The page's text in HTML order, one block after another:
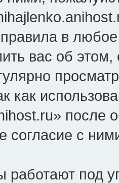
правила в
вас об
как
после
согласие с
под